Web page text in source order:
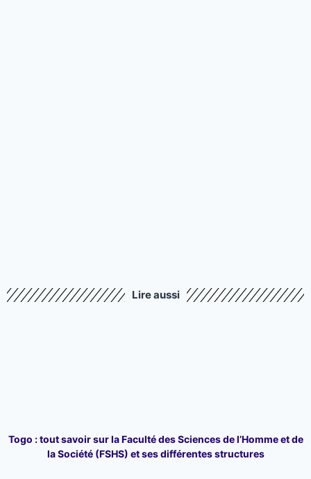
Lire aussi
Togo : tout savoir sur la Faculté des Sciences de l’Homme et de
la Société (FSHS) et ses différentes structures